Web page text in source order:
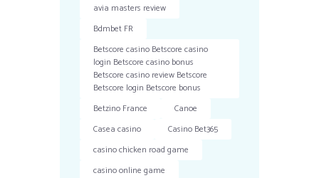
avia masters review
Bdmbet FR
Betscore casino Betscore casino
login Betscore casino bonus
Betscore casino review Betscore
Betscore login Betscore bonus
Betzino France
Canoe
Casea casino
Casino Bet365
casino chicken road game
casino online game